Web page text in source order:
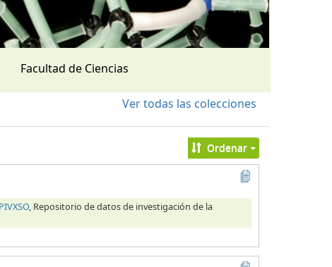
Facultad de Ciencias
Ver todas las colecciones
Ordenar
, Repositorio de datos de investigación de la